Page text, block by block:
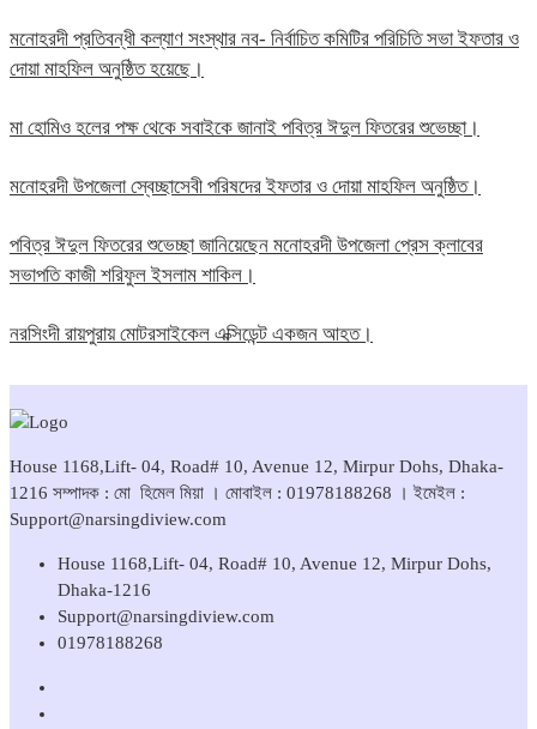
মনোহরদী প্রতিবন্ধী কল্যাণ সংস্থার নব- নির্বাচিত কমিটির পরিচিতি সভা ইফতার ও
দোয়া মাহফিল অনুষ্ঠিত হয়েছে।
মা হোমিও হলের পক্ষ থেকে সবাইকে জানাই পবিত্র ঈদুল ফিতরের শুভেচ্ছা।
মনোহরদী উপজেলা স্বেচ্ছাসেবী পরিষদের ইফতার ও দোয়া মাহফিল অনুষ্ঠিত।
পবিত্র ঈদুল ফিতরের শুভেচ্ছা জানিয়েছেন মনোহরদী উপজেলা প্রেস ক্লাবের
সভাপতি কাজী শরিফুল ইসলাম শাকিল।
নরসিংদী রায়পুরায় মোটরসাইকেল এক্সিডেন্ট একজন আহত।
House 1168,Lift- 04, Road# 10, Avenue 12, Mirpur Dohs, Dhaka-
1216 সম্পাদক : মো হিমেল মিয়া । মোবাইল : 01978188268 । ইমেইল :
Support@narsingdiview.com
House 1168,Lift- 04, Road# 10, Avenue 12, Mirpur Dohs,
Dhaka-1216
Support@narsingdiview.com
01978188268